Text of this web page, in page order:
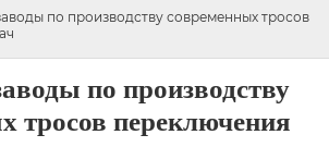
по производству современных тросов
по производству
тросов переключения